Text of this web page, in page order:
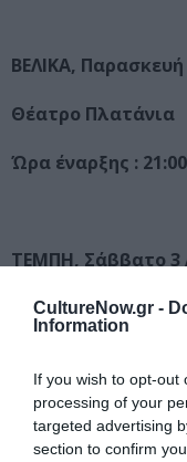
CultureNow.gr -
Information
If you wish to opt-out
processing of your
targeted advertising
section to confirm
ΒΕΛΙΚΑ,
Θέατρο Πλατάνια
Ώρα έναρξης : 21:00
ΤΕΜΠΗ, Σάββατο 3
Θέατρο Τεμπών
ΓΑΛΑΤΣΙ, Δευτέρα